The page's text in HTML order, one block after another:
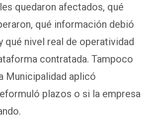
quedaron afectados, qué
qué información debió
qué nivel real de operatividad
contratada. Tampoco
Municipalidad aplicó
plazos o si la empresa